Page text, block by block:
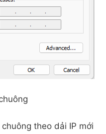
theo dải IP mới